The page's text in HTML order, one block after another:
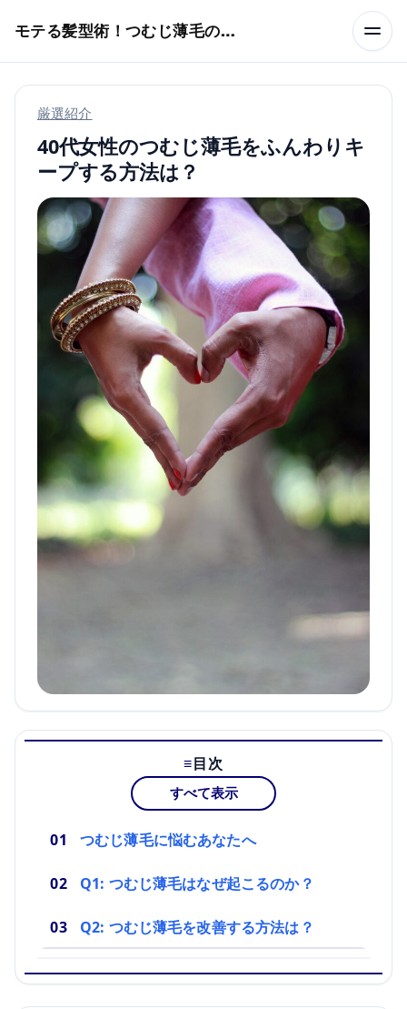
モテる髪型術！つむじ薄毛の隠し方
厳選紹介
40代女性のつむじ薄毛をふんわりキ
ープする方法は？
目次
すべて表示
つむじ薄毛に悩むあなたへ
Q1: つむじ薄毛はなぜ起こるのか？
Q2: つむじ薄毛を改善する方法は？